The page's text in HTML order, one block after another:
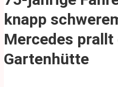
knapp
Mercedes prallt
Gartenhütte